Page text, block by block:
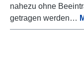
nahezu ohne
getragen werden…